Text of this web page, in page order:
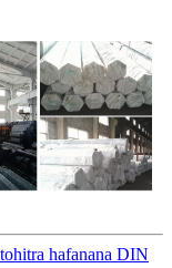
hafanana DIN